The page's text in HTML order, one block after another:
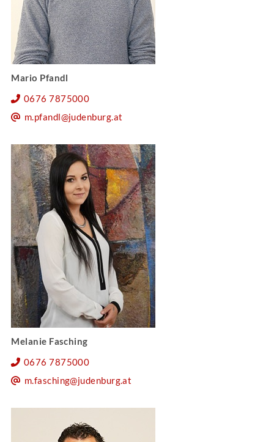
Mario Pfandl
0676 7875000
m.pfandl@judenburg.at
Melanie Fasching
0676 7875000
m.fasching@judenburg.at